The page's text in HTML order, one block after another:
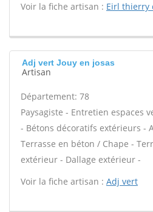
Voir la fiche artisan : Eirl thierry
Adj vert Jouy en josas
Artisan
Département: 78
Paysagiste - Entretien espaces
- Bétons décoratifs extérieurs -
Terrasse en béton / Chape -
extérieur - Dallage extérieur -
Voir la fiche artisan : Adj vert